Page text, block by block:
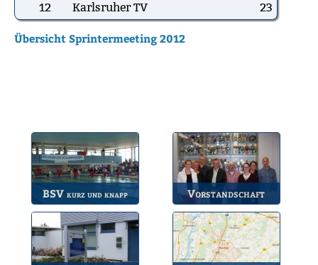
12
Karlsruher TV 23
Übersicht Sprintermeeting 2012
BSV kurz und knapp
Die wichtigsten Infos
zum BSV.
Vorstandschaft
Unsere amtierende
Vorstandschaft.